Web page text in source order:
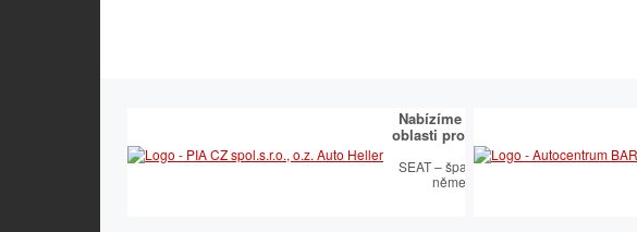
Nabízíme komplexní služby v
oblasti prodejní a servisní péče
SEAT.
SEAT – španělský temperament s
německou technologií